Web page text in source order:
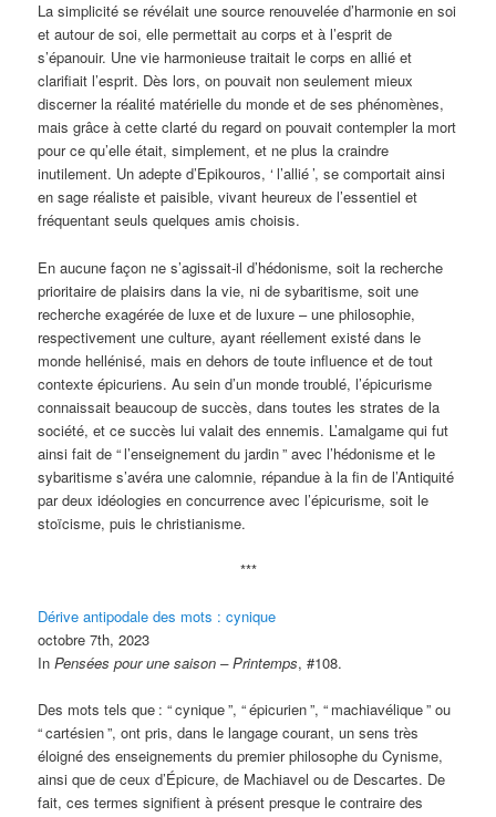
La simplicité se révélait une source renouvelée d’harmonie en soi
et autour de soi, elle permettait au corps et à l’esprit de
s’épanouir. Une vie harmonieuse traitait le corps en allié et
clarifiait l’esprit. Dès lors, on pouvait non seulement mieux
discerner la réalité matérielle du monde et de ses phénomènes,
mais grâce à cette clarté du regard on pouvait contempler la mort
pour ce qu’elle était, simplement, et ne plus la craindre
inutilement. Un adepte d’Epikouros, ‘ l’allié’, se comportait ainsi
en sage réaliste et paisible, vivant heureux de l’essentiel et
fréquentant seuls quelques amis choisis.
En aucune façon ne s’agissait-il d’hédonisme, soit la recherche
prioritaire de plaisirs dans la vie, ni de sybaritisme, soit une
recherche exagérée de luxe et de luxure – une philosophie,
respectivement une culture, ayant réellement existé dans le
monde hellénisé, mais en dehors de toute influence et de tout
contexte épicuriens. Au sein d’un monde troublé, l’épicurisme
connaissait beaucoup de succès, dans toutes les strates de la
société, et ce succès lui valait des ennemis. L’amalgame qui fut
ainsi fait de “l’enseignement du jardin” avec l’hédonisme et le
sybaritisme s’avéra une calomnie, répandue à la fin de l’Antiquité
par deux idéologies en concurrence avec l’épicurisme, soit le
stoïcisme, puis le christianisme.
***
Dérive antipodale des mots : cynique
octobre 7th, 2023
InPensées pour une saison – Printemps, #108.
Des mots tels que : “cynique”, “épicurien”, “ machiavélique” ou
“cartésien”, ont pris, dans le langage courant, un sens très
éloigné des enseignements du premier philosophe du Cynisme,
ainsi que de ceux d’Épicure, de Machiavel ou de Descartes. De
fait, ces termes signifient à présent presque le contraire des